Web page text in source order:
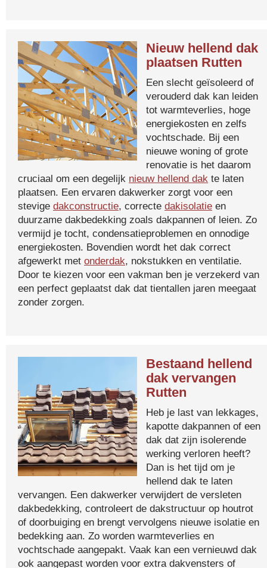
Nieuw hellend dak
plaatsen Rutten
Een slecht geïsoleerd of
verouderd dak kan leiden
tot warmteverlies, hoge
energiekosten en zelfs
vochtschade. Bij een
nieuwe woning of grote
renovatie is het daarom
cruciaal om een degelijk nieuw hellend dak te laten
plaatsen. Een ervaren dakwerker zorgt voor een
stevige dakconstructie, correcte dakisolatie en
duurzame dakbedekking zoals dakpannen of leien. Zo
vermijd je tocht, condensatieproblemen en onnodige
energiekosten. Bovendien wordt het dak correct
afgewerkt met onderdak, nokstukken en ventilatie.
Door te kiezen voor een vakman ben je verzekerd van
een perfect geplaatst dak dat tientallen jaren meegaat
zonder zorgen.
Bestaand hellend
dak vervangen
Rutten
Heb je last van lekkages,
kapotte dakpannen of een
dak dat zijn isolerende
werking verloren heeft?
Dan is het tijd om je
hellend dak te laten
vervangen. Een dakwerker verwijdert de versleten
dakbedekking, controleert de dakstructuur op houtrot
of doorbuiging en brengt vervolgens nieuwe isolatie en
bedekking aan. Zo worden warmteverlies en
vochtschade aangepakt. Vaak kan een vernieuwd dak
ook aangepast worden voor extra dakvensters of